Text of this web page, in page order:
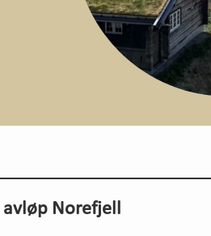
avløp Norefjell